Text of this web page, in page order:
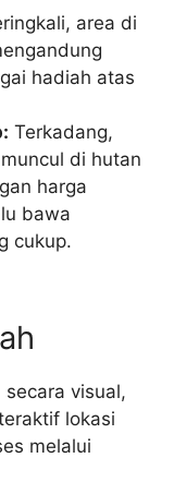
area di
hadiah atas
Terkadang,
di hutan
harga
bawa
cukup.
visual,
lokasi
melalui